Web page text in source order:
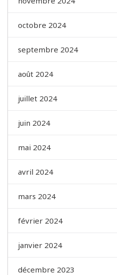
octobre 2024
septembre 2024
août 2024
juillet 2024
juin 2024
mai 2024
avril 2024
mars 2024
février 2024
janvier 2024
décembre 2023